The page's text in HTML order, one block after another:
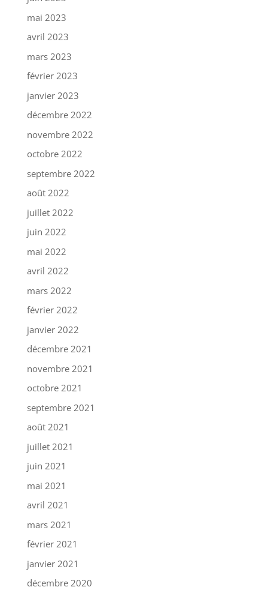
mai 2023
avril 2023
mars 2023
février 2023
janvier 2023
décembre 2022
novembre 2022
octobre 2022
septembre 2022
août 2022
juillet 2022
juin 2022
mai 2022
avril 2022
mars 2022
février 2022
janvier 2022
décembre 2021
novembre 2021
octobre 2021
septembre 2021
août 2021
juillet 2021
juin 2021
mai 2021
avril 2021
mars 2021
février 2021
janvier 2021
décembre 2020